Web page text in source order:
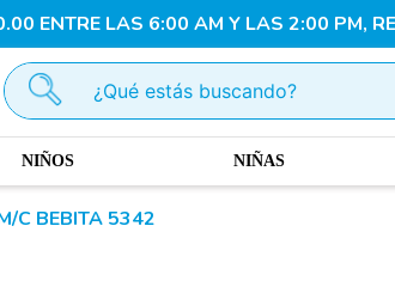
ENTRE LAS 6:00 AM Y LAS 2:00 PM,
¿Qué estás buscando?
NIÑOS NIÑAS
C BEBITA 5342